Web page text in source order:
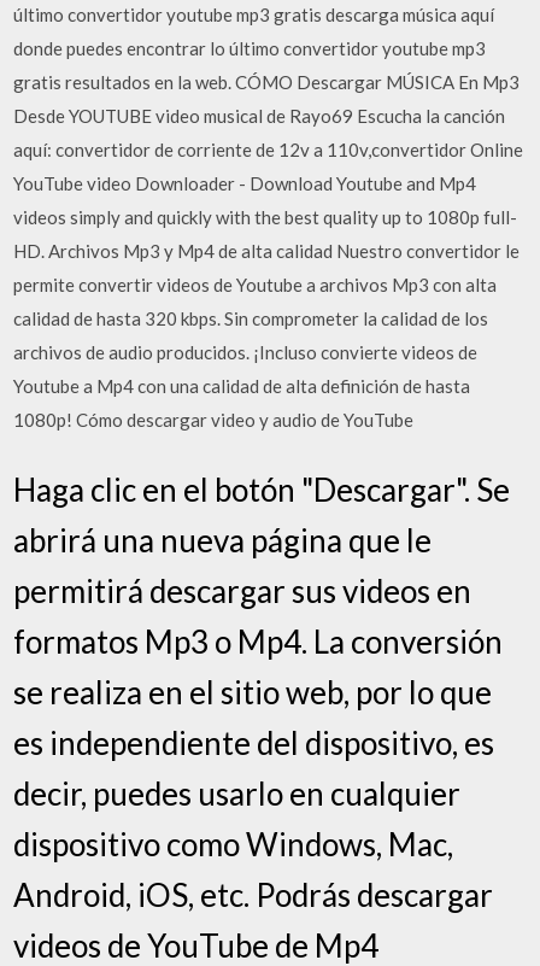
último convertidor youtube mp3 gratis descarga música aquí
donde puedes encontrar lo último convertidor youtube mp3
gratis resultados en la web. CÓMO Descargar MÚSICA En Mp3
Desde YOUTUBE video musical de Rayo69 Escucha la canción
aquí: convertidor de corriente de 12v a 110v,convertidor Online
YouTube video Downloader - Download Youtube and Mp4
videos simply and quickly with the best quality up to 1080p full-
HD. Archivos Mp3 y Mp4 de alta calidad Nuestro convertidor le
permite convertir videos de Youtube a archivos Mp3 con alta
calidad de hasta 320 kbps. Sin comprometer la calidad de los
archivos de audio producidos. ¡Incluso convierte videos de
Youtube a Mp4 con una calidad de alta definición de hasta
1080p! Cómo descargar video y audio de YouTube
Haga clic en el botón "Descargar". Se
abrirá una nueva página que le
permitirá descargar sus videos en
formatos Mp3 o Mp4. La conversión
se realiza en el sitio web, por lo que
es independiente del dispositivo, es
decir, puedes usarlo en cualquier
dispositivo como Windows, Mac,
Android, iOS, etc. Podrás descargar
videos de YouTube de Mp4